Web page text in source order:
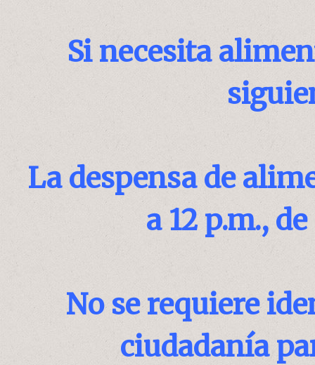
Si necesita
La despensa de
a 12 p.m.,
No se requiere
ciudadanía